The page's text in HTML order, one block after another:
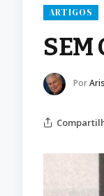
ARTIGOS
SEM
Por